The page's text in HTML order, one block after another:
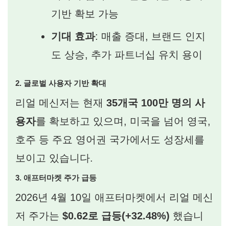
기반 확보 가능
기대 효과: 매출 증대, 브랜드 인지
도 상승, 추가 파트너십 유치 용이
2. 글로벌 사용자 기반 확대
리얼 메신저는 현재 35개국 100만 명의 사
용자를 확보하고 있으며, 미국을 넘어 영국,
호주 등 주요 영어권 국가에서도 성장세를
보이고 있습니다.
3. 애프터마켓 주가 급등
2026년 4월 10일 애프터마켓에서 리얼 메신
저 주가는 $0.62로 급등(+32.48%) 했습니